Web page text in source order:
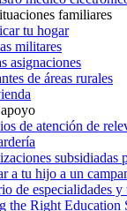
familiares
tu hogar
militares
asignaciones
de áreas rurales
de atención de
subsidiadas
a tu hijo a un
de especialidades y
the Right Education